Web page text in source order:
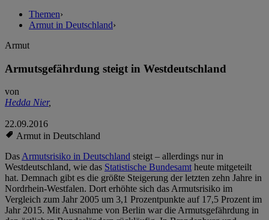
Themen›
Armut in Deutschland›
Armut
Armutsgefährdung steigt in Westdeutschland
von
Hedda Nier,
22.09.2016
Armut in Deutschland
DasArmutsrisiko in Deutschland steigt – allerdings nur in
Westdeutschland, wie das Statistische Bundesamtheute mitgeteilt
hat. Demnach gibt es die größte Steigerung der letzten zehn Jahre in
Nordrhein-Westfalen. Dort erhöhte sich das Armutsrisiko im
Vergleich zum Jahr 2005 um 3,1 Prozentpunkte auf 17,5 Prozent im
Jahr 2015. Mit Ausnahme von Berlin war die Armutsgefährdung in